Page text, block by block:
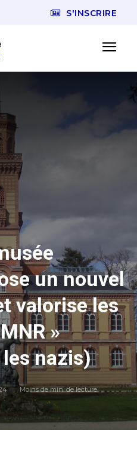
S'INSCRIRE
un nouvel
valorise les
»
nazis)
Moins demin. de lecture